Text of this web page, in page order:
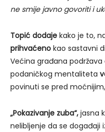
ne smije javno govoriti i
Topić dodaje kako je to,
prihvaćeno kao sastavni
Većina građana podržava
podaničkog mentaliteta
povinuti se pred
„Pokazivanje zuba“, jasna
nelibljenje da se događaji